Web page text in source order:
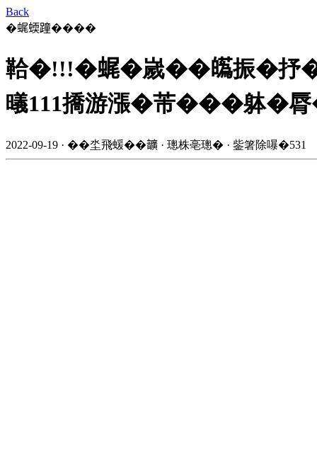
Back
�𧋦蝡蹱����
鞈�!!!�𧋦�嵗��𤾸振�抒
㬢111撟游漲�芾���躰�
2022-09-19 · ��坔飛蝯��𩑈 · 璁株亳璁� · 鈭箸除嚗�531